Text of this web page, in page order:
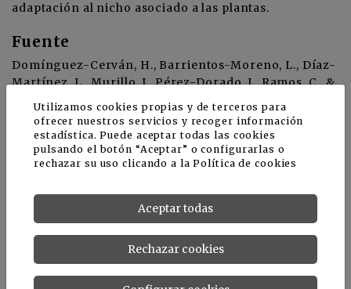
adaptación al nicho asociado a las plantas.
Fuente
Domínguez-Cerván, H., Barrientos-Moreno, L., Díaz-
Martínez, L., Murillo, J., Pérez-Dorado, I., Ramos, C., &
Rodríguez-Moreno, L. (2026).
Secreted LysM proteins
are required for niche competition and full virulence in
Pseudomonas savastanoi during host plant infection
Phytopathology research
Utilizamos cookies propias y de terceros para
ofrecer nuestros servicios y recoger información
estadística. Puede aceptar todas las cookies
pulsando el botón “Aceptar” o configurarlas o
rechazar su uso clicando a laPolítica de cookies
Aceptar todas
Rechazar cookies